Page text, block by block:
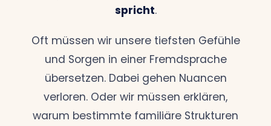
spricht.
Oft müssen wir unsere tiefsten Gefühle
und Sorgen in einer Fremdsprache
übersetzen. Dabei gehen Nuancen
verloren. Oder wir müssen erklären,
warum bestimmte familiäre Strukturen